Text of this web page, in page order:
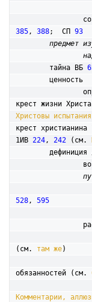
385, 388;  СП 93
предмет
	тайна ВБ
крест жизни
Христовы
крест христианина
1ИВ 224, 242 (см.
дефиниция
528, 595
(см. там же)
обязанностей (см.
Комментарии,